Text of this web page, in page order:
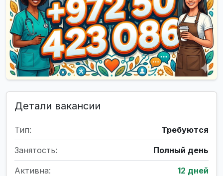
Детали вакансии
Тип: Требуются
Занятость: Полный день
Активна: 12 дней